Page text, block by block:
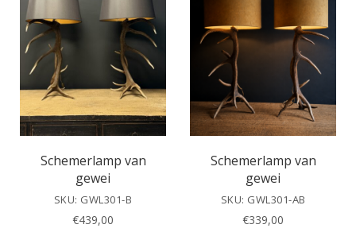
Schemerlamp van
gewei
SKU: GWL301-B
€439,00
Schemerlamp van
gewei
SKU: GWL301-AB
€339,00